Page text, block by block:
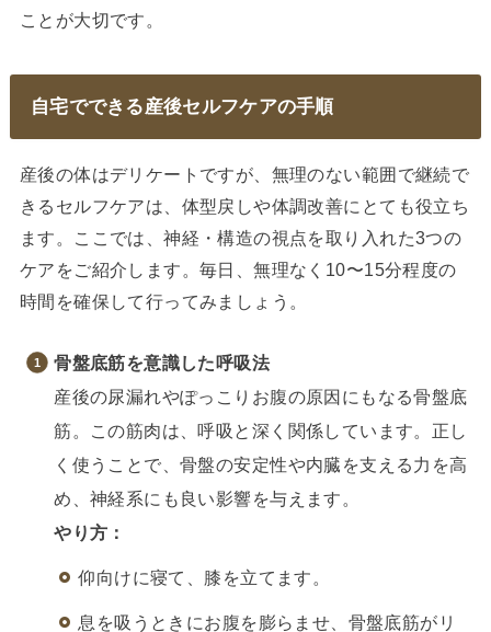
ことが大切です。
自宅でできる産後セルフケアの手順
産後の体はデリケートですが、無理のない範囲で継続で
きるセルフケアは、体型戻しや体調改善にとても役立ち
ます。ここでは、神経・構造の視点を取り入れた3つの
ケアをご紹介します。毎日、無理なく10〜15分程度の
時間を確保して行ってみましょう。
骨盤底筋を意識した呼吸法
産後の尿漏れやぽっこりお腹の原因にもなる骨盤底
筋。この筋肉は、呼吸と深く関係しています。正し
く使うことで、骨盤の安定性や内臓を支える力を高
め、神経系にも良い影響を与えます。
やり方：
仰向けに寝て、膝を立てます。
息を吸うときにお腹を膨らませ、骨盤底筋がリ